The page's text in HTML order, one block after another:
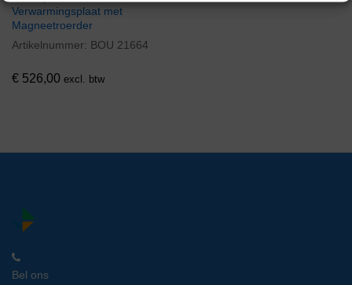
Verwarmingsplaat met
Magneetroerder
Artikelnummer: BOU 21664
€ 526,00 excl. btw
Bel ons